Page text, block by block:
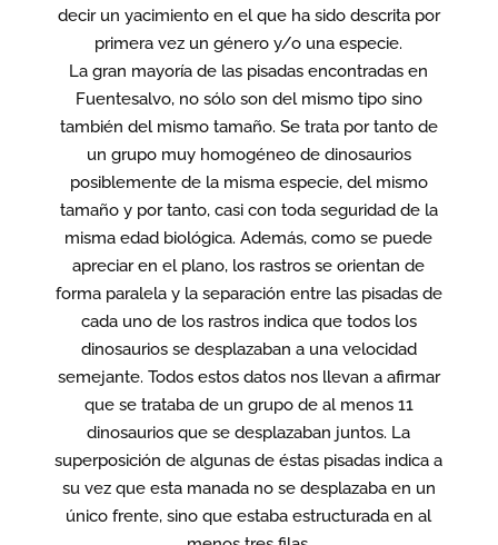
decir un yacimiento en el que ha sido descrita por
primera vez un género y/o una especie.
La gran mayoría de las pisadas encontradas en
Fuentesalvo, no sólo son del mismo tipo sino
también del mismo tamaño. Se trata por tanto de
un grupo muy homogéneo de dinosaurios
posiblemente de la misma especie, del mismo
tamaño y por tanto, casi con toda seguridad de la
misma edad biológica. Además, como se puede
apreciar en el plano, los rastros se orientan de
forma paralela y la separación entre las pisadas de
cada uno de los rastros indica que todos los
dinosaurios se desplazaban a una velocidad
semejante. Todos estos datos nos llevan a afirmar
que se trataba de un grupo de al menos 11
dinosaurios que se desplazaban juntos. La
superposición de algunas de éstas pisadas indica a
su vez que esta manada no se desplazaba en un
único frente, sino que estaba estructurada en al